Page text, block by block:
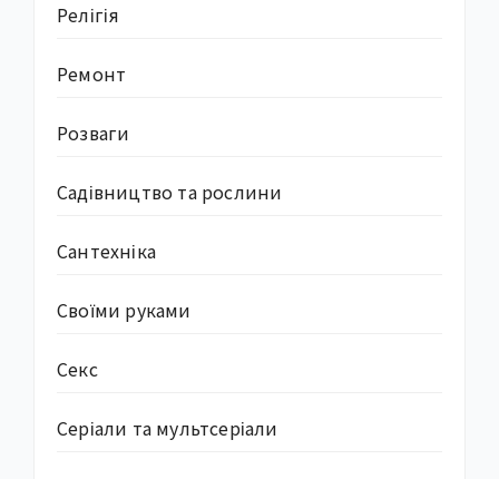
Релігія
Ремонт
Розваги
Садівництво та рослини
Сантехніка
Своїми руками
Секс
Серіали та мультсеріали